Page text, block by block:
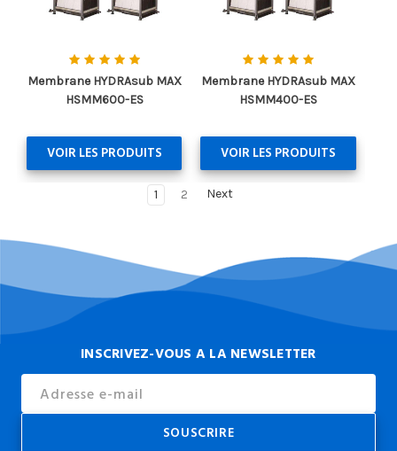
Membrane HYDRAsub MAX
HSMM600-ES
VOIR LES PRODUITS
Membrane HYDRAsub MAX
HSMM400-ES
VOIR LES PRODUITS
1 2 Next
INSCRIVEZ-VOUS A LA NEWSLETTER
Address